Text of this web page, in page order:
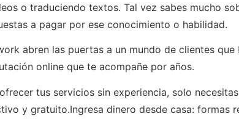
o traduciendo textos. Tal vez sabes mucho
a pagar por ese conocimiento o habilidad.
abren las puertas a un mundo de clientes
online que te acompañe por años.
tus servicios sin experiencia, solo
y gratuito.Ingresa dinero desde casa: formas